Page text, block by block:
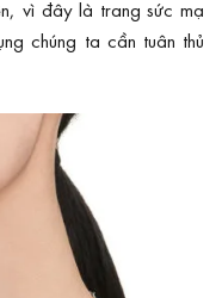
vì đây là trang sức mạ
chúng ta cần tuân thủ